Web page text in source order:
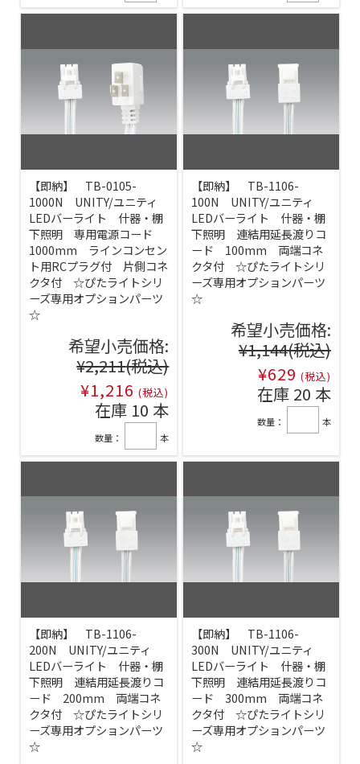
【即納】 TB-0105-
1000N UNITY/ユニティ
LEDバーライト 什器・棚
下照明 専用電源コード
1000mm ラインコンセン
ト用RCプラグ付 片側コネ
クタ付 ☆ぴたライトシリ
ーズ専用オプションパーツ
☆
希望小売価格:
¥2,211(税込)
¥1,216 (税込)
在庫 10 本
数量： 本
【即納】 TB-1106-
100N UNITY/ユニティ
LEDバーライト 什器・棚
下照明 連結用延長渡りコ
ード 100mm 両端コネ
クタ付 ☆ぴたライトシリ
ーズ専用オプションパーツ
☆
希望小売価格:
¥1,144(税込)
¥629 (税込)
在庫 20 本
数量： 本
【即納】 TB-1106-
200N UNITY/ユニティ
LEDバーライト 什器・棚
下照明 連結用延長渡りコ
ード 200mm 両端コネ
クタ付 ☆ぴたライトシリ
ーズ専用オプションパーツ
☆
【即納】 TB-1106-
300N UNITY/ユニティ
LEDバーライト 什器・棚
下照明 連結用延長渡りコ
ード 300mm 両端コネ
クタ付 ☆ぴたライトシリ
ーズ専用オプションパーツ
☆